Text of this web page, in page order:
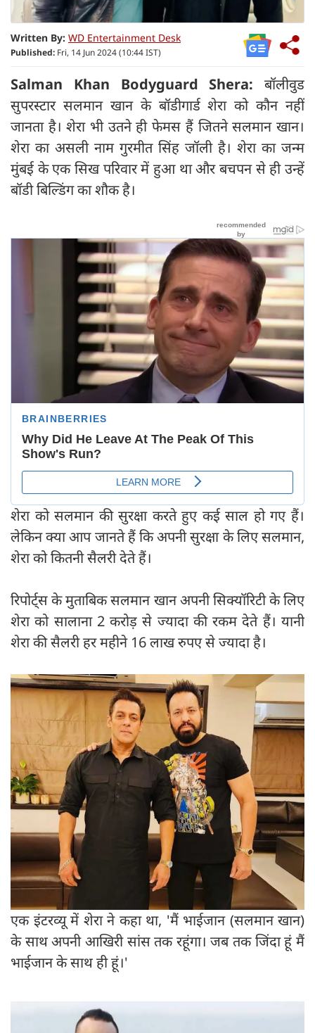
Written By: WD Entertainment Desk
Published: Fri, 14 Jun 2024 (10:44 IST)
Salman Khan Bodyguard Shera: बॉलीवुड
सुपरस्टार सलमान खान के बॉडीगार्ड शेरा को कौन नहीं
जानता है। शेरा भी उतने ही फेमस हैं जितने सलमान खान।
शेरा का असली नाम गुरमीत सिंह जॉली है। शेरा का जन्म
मुंबई के एक सिख परिवार में हुआ था और बचपन से ही उन्हें
बॉडी बिल्डिंग का शौक है।
शेरा को सलमान की सुरक्षा करते हुए कई साल हो गए हैं।
लेकिन क्या आप जानते हैं कि अपनी सुरक्षा के लिए सलमान,
शेरा को कितनी सैलरी देते हैं।
रिपोर्ट्स के मुताबिक सलमान खान अपनी सिक्यॉरिटी के लिए
शेरा को सालाना 2 करोड़ से ज्यादा की रकम देते हैं। यानी
शेरा की सैलरी हर महीने 16 लाख रुपए से ज्यादा है।
एक इंटरव्यू में शेरा ने कहा था, 'मैं भाईजान (सलमान खान)
के साथ अपनी आखिरी सांस तक रहूंगा। जब तक जिंदा हूं मैं
भाईजान के साथ ही हूं।'